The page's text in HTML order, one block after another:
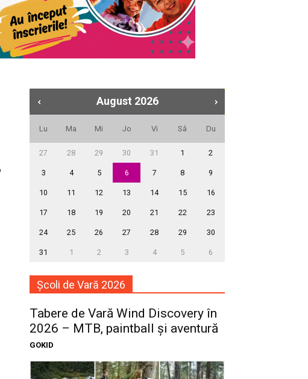
August 2026
Lu Ma Mi Jo Vi Sâ Du
27 28 29 30 31 1 2
3 4 5 6 7 8 9
10 11 12 13 14 15 16
17 18 19 20 21 22 23
24 25 26 27 28 29 30
31 1 2 3 4 5 6
Școli de Vară 2026
Tabere de Vară Wind Discovery în
2026 – MTB, paintball și aventură
GOKID